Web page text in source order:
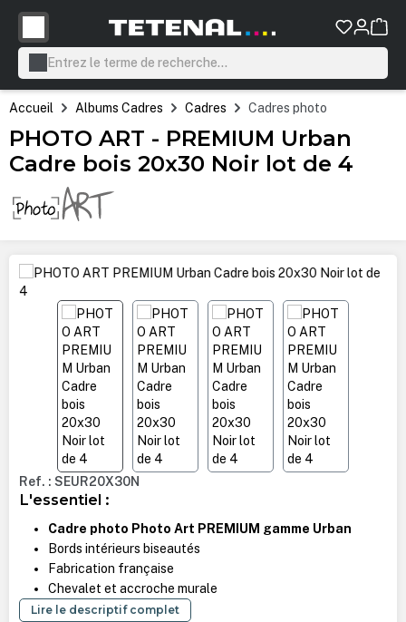
principal
Accueil Albums Cadres Cadres Cadres photo
PHOTO ART - PREMIUM Urban
Cadre bois 20x30 Noir lot de 4
Ignorer la galerie d'images
Ref. : SEUR20X30N
L'essentiel :
Cadre photo Photo Art PREMIUM gamme Urban
Bords intérieurs biseautés
Fabrication française
Chevalet et accroche murale
Lire le descriptif complet